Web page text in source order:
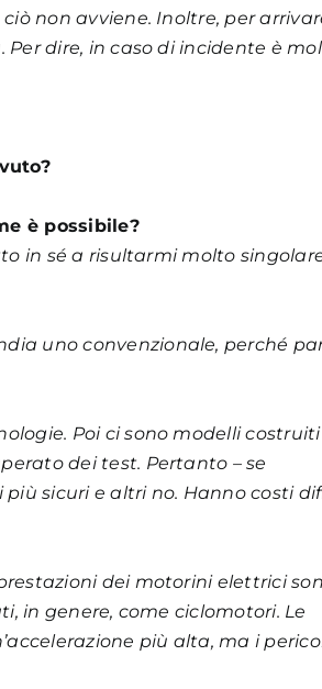
non avviene. Inoltre, per
dire, in caso di incidente è
è possibile?
in sé a risultarmi molto
uno convenzionale, perché
Poi ci sono modelli
dei test. Pertanto – se
più sicuri e altri no. Hanno costi
dei motorini elettrici
in genere, come ciclomotori. Le
più alta, ma i